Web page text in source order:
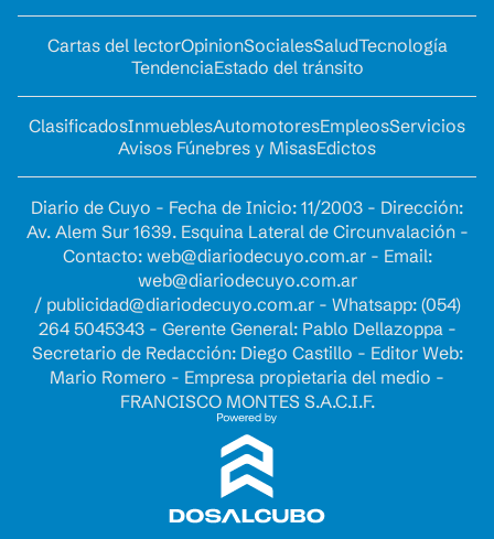
Cartas del lectorOpinionSocialesSaludTecnología
TendenciaEstado del tránsito
ClasificadosInmueblesAutomotoresEmpleosServicios
Avisos Fúnebres y MisasEdictos
Diario de Cuyo - Fecha de Inicio: 11/2003 - Dirección:
Av. Alem Sur 1639. Esquina Lateral de Circunvalación -
Contacto: web@diariodecuyo.com.ar- Email:
web@diariodecuyo.com.ar
/ publicidad@diariodecuyo.com.ar- Whatsapp: (054)
264 5045343 - Gerente General: Pablo Dellazoppa -
Secretario de Redacción: Diego Castillo - Editor Web:
Mario Romero - Empresa propietaria del medio -
FRANCISCO MONTES S.A.C.I.F.